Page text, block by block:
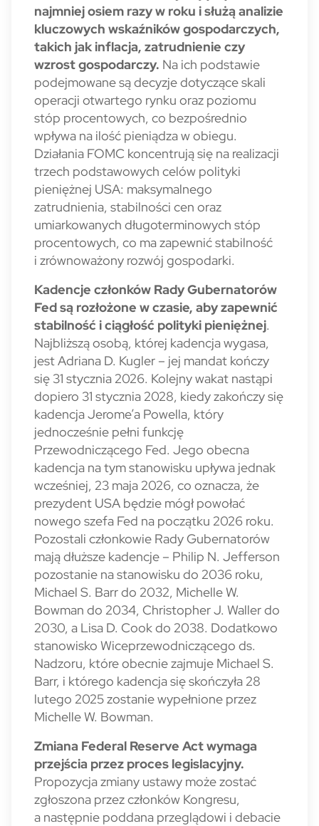
najmniej osiem razy w roku i służą analizie
kluczowych wskaźników gospodarczych,
takich jak inflacja, zatrudnienie czy
wzrost gospodarczy. Na ich podstawie
podejmowane są decyzje dotyczące skali
operacji otwartego rynku oraz poziomu
stóp procentowych, co bezpośrednio
wpływa na ilość pieniądza w obiegu.
Działania FOMC koncentrują się na realizacji
trzech podstawowych celów polityki
pieniężnej USA: maksymalnego
zatrudnienia, stabilności cen oraz
umiarkowanych długoterminowych stóp
procentowych, co ma zapewnić stabilność
i zrównoważony rozwój gospodarki.
Kadencje członków Rady Gubernatorów
Fed są rozłożone w czasie, aby zapewnić
stabilność i ciągłość polityki pieniężnej.
Najbliższą osobą, której kadencja wygasa,
jest Adriana D. Kugler – jej mandat kończy
się 31 stycznia 2026. Kolejny wakat nastąpi
dopiero 31 stycznia 2028, kiedy zakończy się
kadencja Jerome’a Powella, który
jednocześnie pełni funkcję
Przewodniczącego Fed. Jego obecna
kadencja na tym stanowisku upływa jednak
wcześniej, 23 maja 2026, co oznacza, że
prezydent USA będzie mógł powołać
nowego szefa Fed na początku 2026 roku.
Pozostali członkowie Rady Gubernatorów
mają dłuższe kadencje – Philip N. Jefferson
pozostanie na stanowisku do 2036 roku,
Michael S. Barr do 2032, Michelle W.
Bowman do 2034, Christopher J. Waller do
2030, a Lisa D. Cook do 2038. Dodatkowo
stanowisko Wiceprzewodniczącego ds.
Nadzoru, które obecnie zajmuje Michael S.
Barr, i którego kadencja się skończyła 28
lutego 2025 zostanie wypełnione przez
Michelle W. Bowman.
Zmiana Federal Reserve Act wymaga
przejścia przez proces legislacyjny.
Propozycja zmiany ustawy może zostać
zgłoszona przez członków Kongresu,
a następnie poddana przeglądowi i debacie